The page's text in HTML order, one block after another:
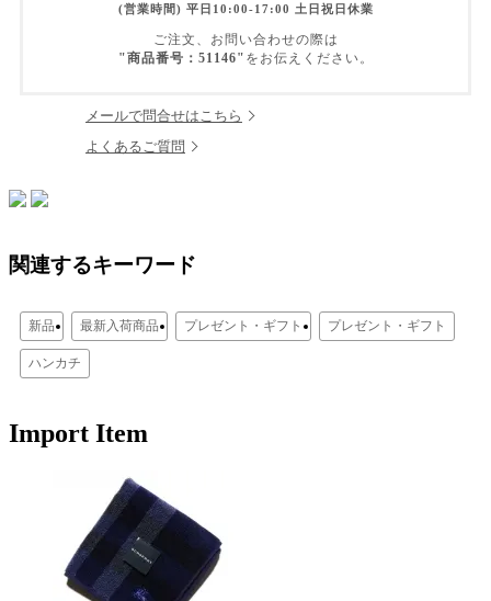
(営業時間) 平日10:00-17:00 土日祝日休業
ご注文、お問い合わせの際は
"商品番号：51146" をお伝えください。
メールで問合せはこちら
よくあるご質問
関連するキーワード
新品 最新入荷商品 プレゼント・ギフト プレゼント・ギフト
ハンカチ
Import Item